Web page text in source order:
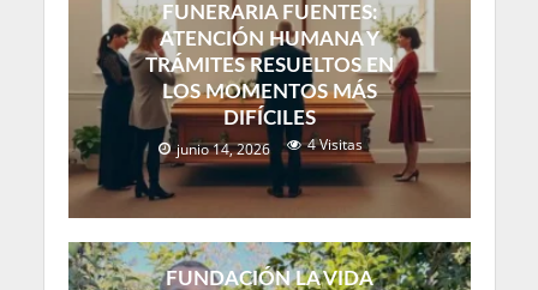
FUNERARIA FUENTES:
ATENCIÓN HUMANA Y
TRÁMITES RESUELTOS EN
LOS MOMENTOS MÁS
DIFÍCILES
junio 14, 2026 4 Visitas
FUNDACIÓN LA VIDA